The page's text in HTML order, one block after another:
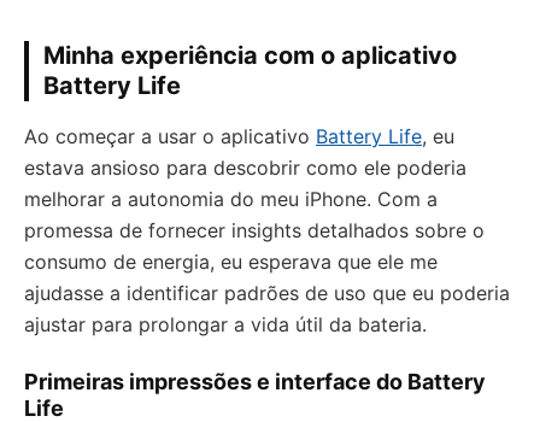
Minha experiência com o aplicativo
Battery Life
Ao começar a usar o aplicativo Battery Life, eu
estava ansioso para descobrir como ele poderia
melhorar a autonomia do meu iPhone. Com a
promessa de fornecer insights detalhados sobre o
consumo de energia, eu esperava que ele me
ajudasse a identificar padrões de uso que eu poderia
ajustar para prolongar a vida útil da bateria.
Primeiras impressões e interface do Battery
Life